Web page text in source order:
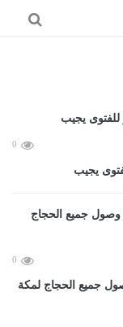
0
يجيب
0
جميع الحجاج لمكة